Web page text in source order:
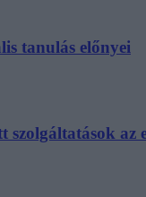
tanulás előnyei
az